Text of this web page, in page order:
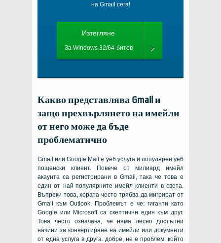
на Gmail сега!
Изтегляне
За Windows 32/64-битов
Какво представлява Gmail и
защо прехвърлянето на имейли
от него може да бъде
проблематично
Gmail или Google Mail е уеб услуга и популярен уеб
пощенски клиент. Повече от милиард имейл
акаунта са регистрирани в Gmail, така че това е
един от най-популярните имейл клиенти в света.
Въпреки това, хората често трябва да мигрират от
Gmail към Outlook. Проблемът е че: гиганти като
Google или Microsoft са скептични един към друг.
Това често означава, че няма лесно достъпни
начини за конвертиране на имейли или документи
от една услуга в друга. добре, не е проблем, който